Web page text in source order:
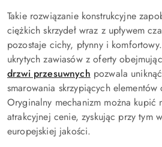
Takie rozwiązanie konstrukcyjne
ciężkich skrzydeł wraz z upływem
pozostaje cichy, płynny i
ukrytych zawiasów z oferty
drzwi przesuwnych pozwala
smarowania skrzypiących
Oryginalny mechanizm można kupić
atrakcyjnej cenie, zyskując przy tym
europejskiej jakości.